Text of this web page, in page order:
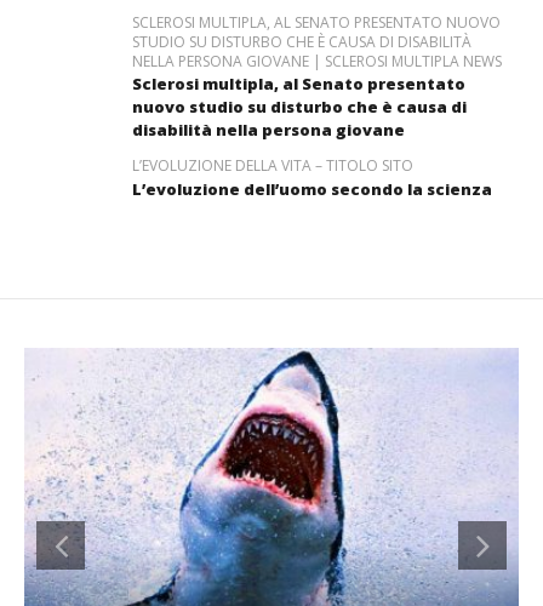
SCLEROSI MULTIPLA, AL SENATO PRESENTATO NUOVO
STUDIO SU DISTURBO CHE È CAUSA DI DISABILITÀ
NELLA PERSONA GIOVANE | SCLEROSI MULTIPLA NEWS
Sclerosi multipla, al Senato presentato
nuovo studio su disturbo che è causa di
disabilità nella persona giovane
L’EVOLUZIONE DELLA VITA – TITOLO SITO
L’evoluzione dell’uomo secondo la scienza